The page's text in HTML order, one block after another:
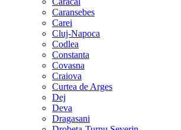
Caransebes
Carei
Cluj-Napoca
Codlea
Constanta
Covasna
Craiova
Curtea de Arges
Dej
Deva
Dragasani